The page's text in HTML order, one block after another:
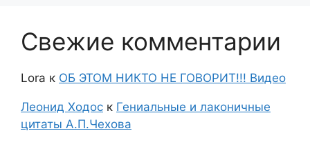
Свежие комментарии
Lora к ОБ ЭТОМ НИКТО НЕ ГОВОРИТ!!! Видео
Леонид Ходос к Гениальные и лаконичные
цитаты А.П.Чехова